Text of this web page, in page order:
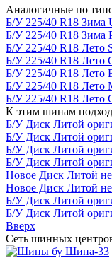
Аналогичные по
Б/У 225/40 R18 Зима
Б/У 225/40 R18 Зима
Б/У 225/40 R18 Лето
Б/У 225/40 R18 Лето
Б/У 225/40 R18 Лето
Б/У 225/40 R18 Лето
Б/У 225/40 R18 Лето
К этим шинам
Б/У Диск Литой
Б/У Диск Литой
Б/У Диск Литой
Б/У Диск Литой
Новое Диск Литой
Новое Диск Литой
Б/У Диск Литой
Б/У Диск Литой
Вверх
Сеть шинных
Шина-33